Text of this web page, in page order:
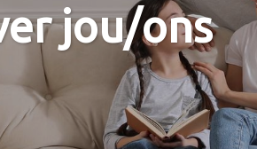
jou/ons